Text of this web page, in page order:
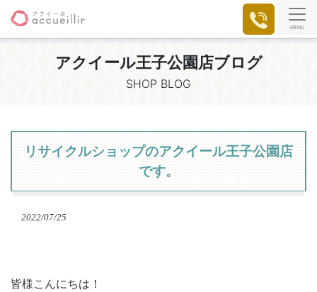
MENU
アクイール王子公園店ブログ
SHOP BLOG
リサイクルショップのアクイール王子公園店
です。
2022/07/25
皆様こんにちは！